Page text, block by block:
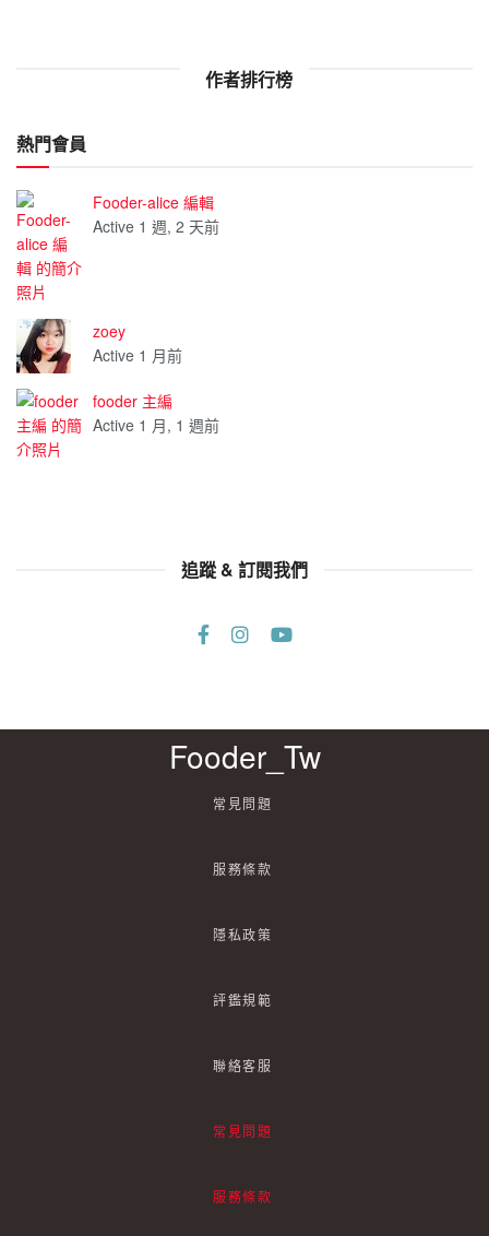
作者排行榜
熱門會員
Fooder-alice 編輯
Active 1 週, 2 天前
zoey
Active 1 月前
fooder 主編
Active 1 月, 1 週前
追蹤 & 訂閱我們
Fooder_Tw
常見問題
服務條款
隱私政策
評鑑規範
聯絡客服
常見問題
服務條款